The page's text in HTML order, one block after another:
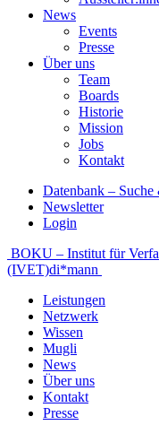
News
Events
Presse
Über uns
Team
Boards
Historie
Mission
Jobs
Kontakt
Datenbank –
Newsletter
Login
BOKU – Institut für
(IVET)di*mann
Leistungen
Netzwerk
Wissen
Mugli
News
Über uns
Kontakt
Presse